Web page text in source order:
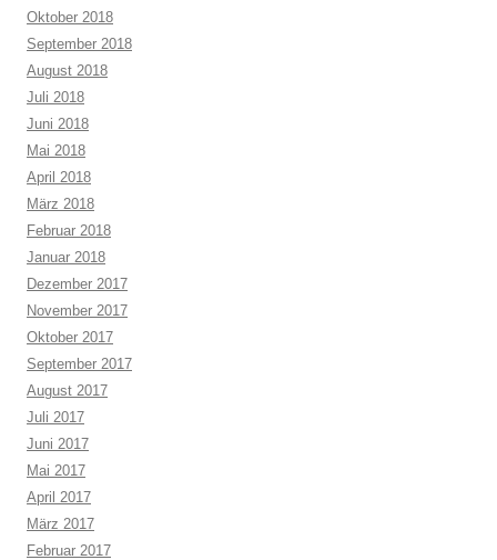
Oktober 2018
September 2018
August 2018
Juli 2018
Juni 2018
Mai 2018
April 2018
März 2018
Februar 2018
Januar 2018
Dezember 2017
November 2017
Oktober 2017
September 2017
August 2017
Juli 2017
Juni 2017
Mai 2017
April 2017
März 2017
Februar 2017